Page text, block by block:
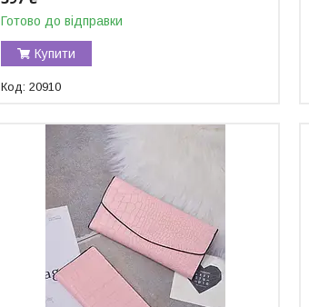
Готово до відправки
Купити
20910